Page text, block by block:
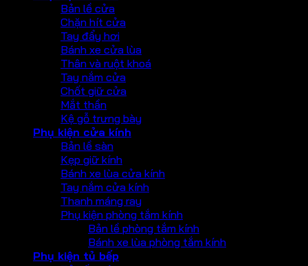
Bản lề cửa
Chặn hít cửa
Tay đẩy hơi
Bánh xe cửa lùa
Thân và ruột khoá
Tay nắm cửa
Chốt giữ cửa
Mắt thần
Kệ gỗ trưng bày
Phụ kiện cửa kính
Bản lề sàn
Kẹp giữ kính
Bánh xe lùa cửa kính
Tay nắm cửa kính
Thanh máng ray
Phụ kiện phòng tắm kính
Bản lề phòng tắm kính
Bánh xe lùa phòng tắm kính
Phụ kiện tủ bếp